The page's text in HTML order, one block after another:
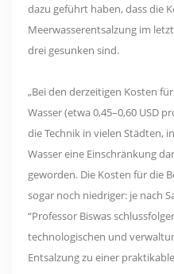
dazu geführt haben, dass die
Meerwasserentsalzung im
drei gesunken sind.
„Bei den derzeitigen Kosten
Wasser (etwa 0,45–0,60 USD
die Technik in vielen Städten,
Wasser eine Einschränkung
geworden. Die Kosten für die
sogar noch niedriger: je nach
“Professor Biswas
technologischen und
Entsalzung zu einer